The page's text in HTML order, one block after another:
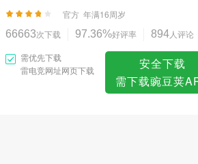
官方 年满16周岁
66663次下载 97.36%好评率 894人评论
需优先下载
雷电竞网址网页下载
安全下载
需下载豌豆荚